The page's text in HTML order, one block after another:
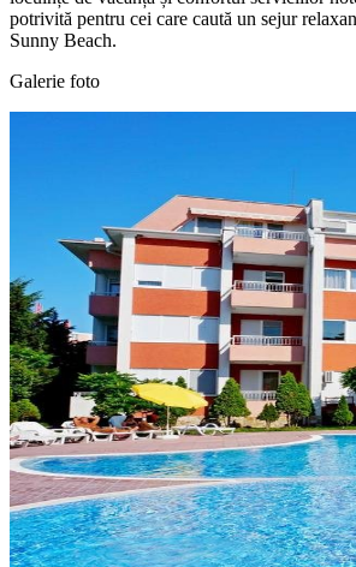
potrivită pentru cei care caută un sejur
Sunny Beach.
Galerie foto